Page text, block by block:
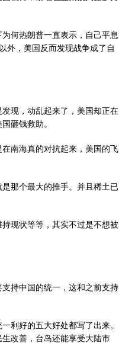
何热朗普一直表示，自己平息
外，美国反而发现战争成了自
现，动乱起来了，美国却正在
砸钱救助。
南海真的对抗起来，美国的飞
那个最大的推手。并且稀土已
现状等等，其实不过是不想被
持中国的统一，这和之前支持
利好的五大好处都写了出来。
改善，台岛还能享受大陆市